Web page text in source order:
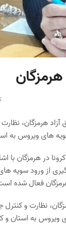
هرمزگان،
های ویروس به
هرمزگان با
از ورود سویه
فعال شده
نظارت و
ویروس به استان